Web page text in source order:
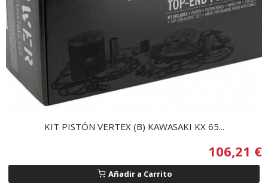
KIT PISTÓN VERTEX (B) KAWASAKI KX 65...
106,21 €
Añadir a Carrito